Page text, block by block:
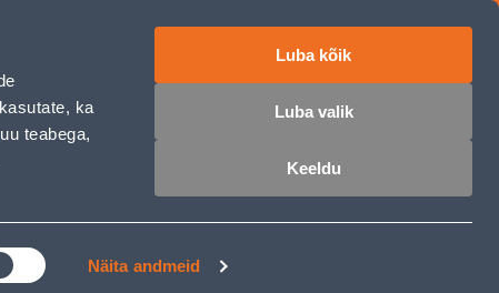
ka
teabega,
Näita andmeid
Luba kõik
Luba valik
Keeldu
MASTERS CLUB